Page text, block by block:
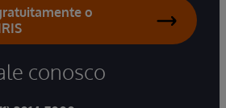
o
conosco